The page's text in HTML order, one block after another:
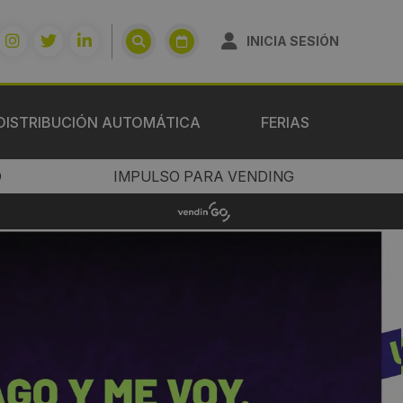
INICIA SESIÓN
AUTOMÁTICA FERIAS
IMPULSO PARA VENDING